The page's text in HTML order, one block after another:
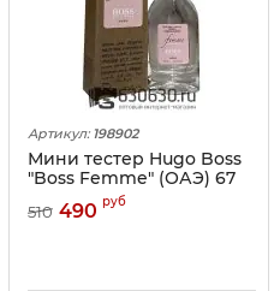
Артикул: 198902
Мини тестер Hugo Boss
"Boss Femme" (ОАЭ) 67
510 490 руб